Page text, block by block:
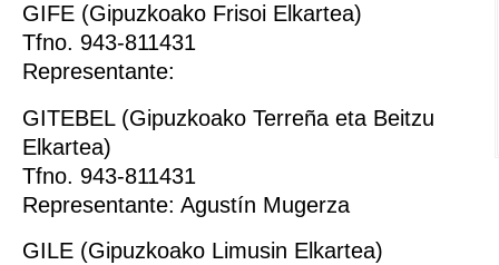
GIFE (Gipuzkoako Frisoi Elkartea)
Tfno. 943-811431
Representante:
GITEBEL (Gipuzkoako Terreña eta Beitzu
Elkartea)
Tfno. 943-811431
Representante: Agustín Mugerza
GILE (Gipuzkoako Limusin Elkartea)